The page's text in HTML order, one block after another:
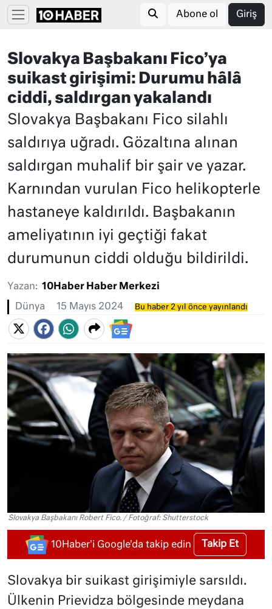
Abone ol Giriş
Slovakya Başbakanı Fico’ya
suikast girişimi: Durumu hâlâ
ciddi, saldırgan yakalandı
Slovakya Başbakanı Fico silahlı
saldırıya uğradı. Gözaltına alınan
saldırgan muhalif bir şair ve yazar.
Karnından vurulan Fico helikopterle
hastaneye kaldırıldı. Başbakanın
ameliyatının iyi geçtiği fakat
durumunun ciddi olduğu bildirildi.
Yazan: 10Haber Haber Merkezi
Dünya 15 Mayıs 2024 Bu haber 2 yıl önce yayınlandı
Slovakya Başbakanı Robert Fico. / Fotoğraf: Shutterstock
10Haber'i Google'da takip edin Takip Et
Slovakya bir suikast girişimiyle sarsıldı.
Ülkenin Prievidza bölgesinde meydana